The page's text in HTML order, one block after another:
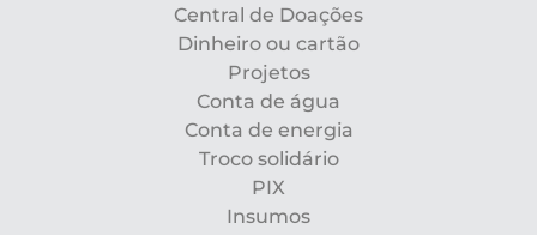
Central de Doações
Dinheiro ou cartão
Projetos
Conta de água
Conta de energia
Troco solidário
PIX
Insumos